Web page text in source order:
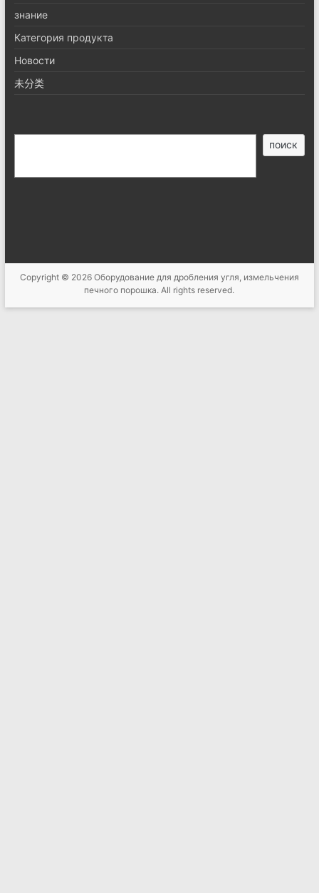
знание
Категория продукта
Новости
未分类
поиск
Copyright © 2026 Оборудование для дробления угля, измельчения
печного порошка. All rights reserved.